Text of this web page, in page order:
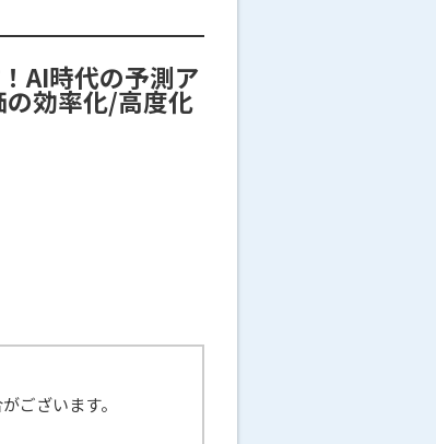
AI時代の予測ア
効率化/高度化
ございます。